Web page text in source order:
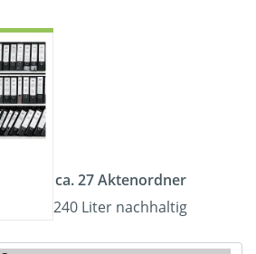
ca. 27 Aktenordner
240 Liter nachhaltig